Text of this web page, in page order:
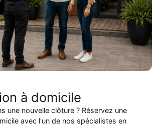
à domicile
une nouvelle clôture ? Réservez une
avec l'un de nos spécialistes en